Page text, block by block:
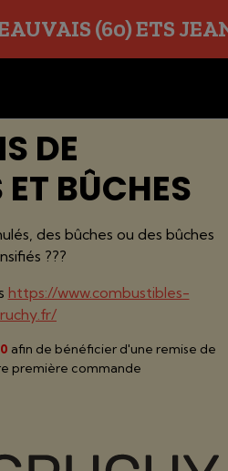
(60) ETS
DE
BÛCHES
des bûches ou des bûches
???
https://www.combustibles-
afin de bénéficier d'une remise de
première commande